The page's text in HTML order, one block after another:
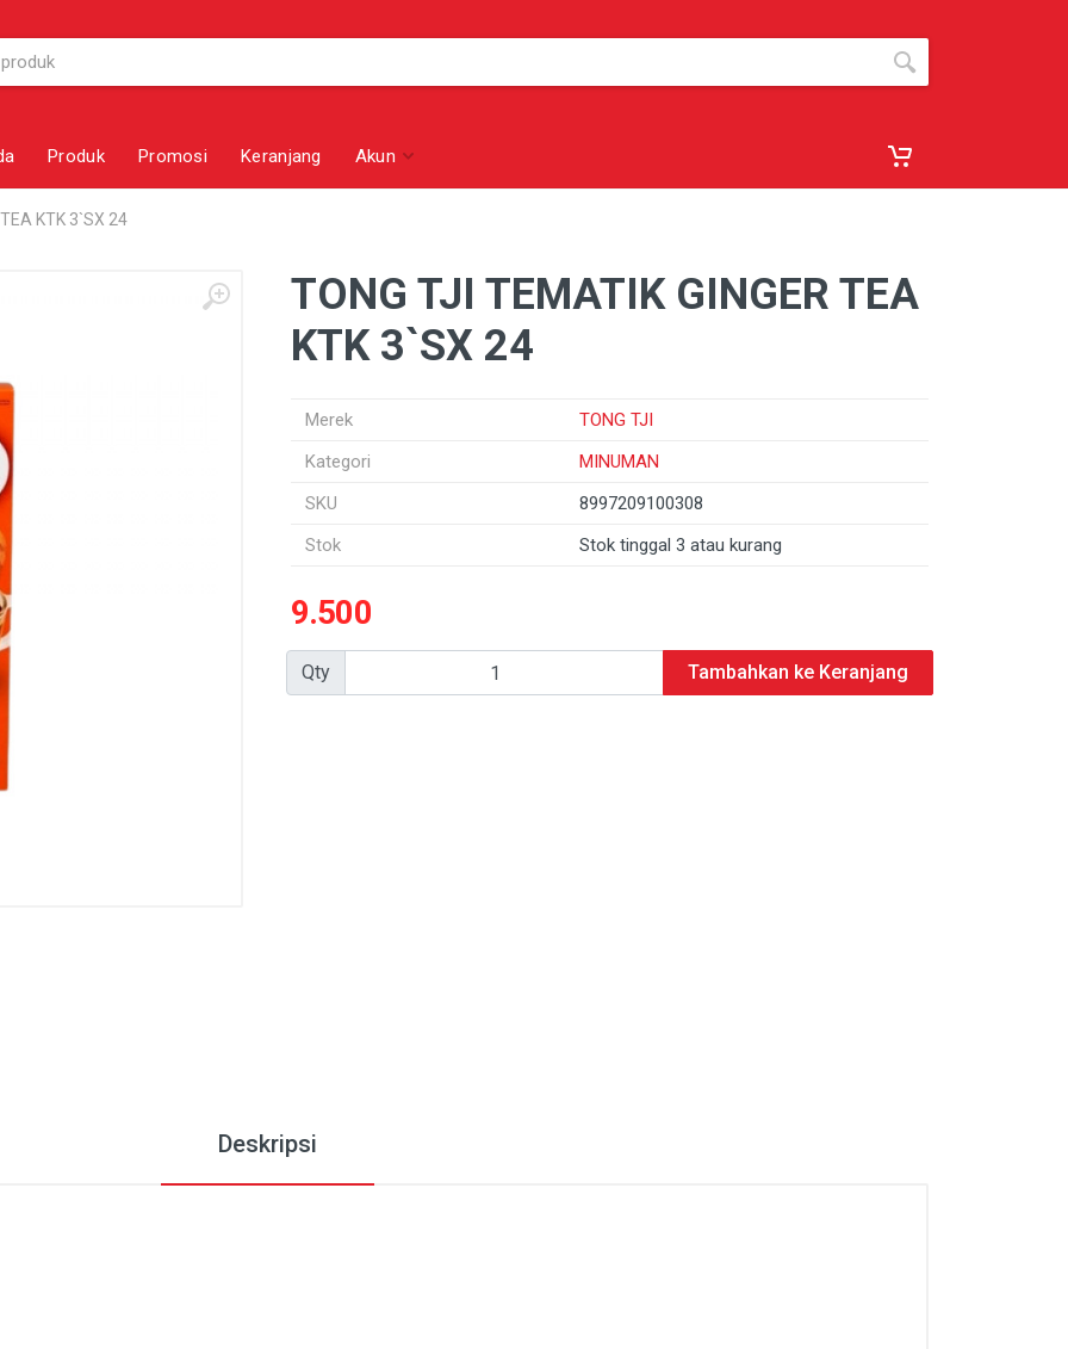
Produk Promosi Keranjang Akun
KTK 3`SX 24
TONG TJI TEMATIK GINGER TEA
KTK 3`SX 24
Merek
TONG TJI
Kategori
MINUMAN
SKU
8997209100308
Stok
Stok tinggal 3 atau kurang
9.500
Qty Tambahkan ke Keranjang
Deskripsi